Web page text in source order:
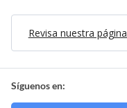
Revisa nuestra
Síguenos en: